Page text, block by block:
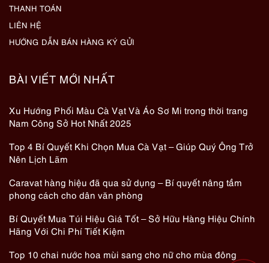
THANH TOÁN
LIÊN HỆ
HƯỚNG DẪN BÁN HÀNG KÝ GỬI
BÀI VIẾT MỚI NHẤT
Xu Hướng Phối Màu Cà Vạt Và Áo Sơ Mi trong thời trang
Nam Công Sở Hot Nhất 2025
Top 4 Bí Quyết Khi Chọn Mua Cà Vạt – Giúp Quý Ông Trở
Nên Lịch Lãm
Caravat hàng hiệu đã qua sử dụng – Bí quyết nâng tầm
phong cách cho dân văn phòng
Bí Quyết Mua Túi Hiệu Giá Tốt – Sở Hữu Hàng Hiệu Chính
Hãng Với Chi Phí Tiết Kiệm
Top 10 chai nước hoa mùi sang cho nữ cho mùa đông